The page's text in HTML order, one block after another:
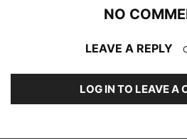
NO
LEAVE A REPLY
LOG IN TO LEAVE A